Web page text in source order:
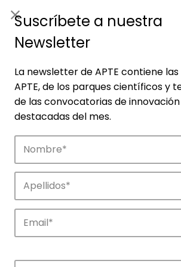
Empresas
Descubre las empresas que
innovación en los parques de
Suscríbete a nuestra
Newsletter
La newsletter de APTE contiene
APTE, de los parques científicos y
de las convocatorias de
destacadas del mes.